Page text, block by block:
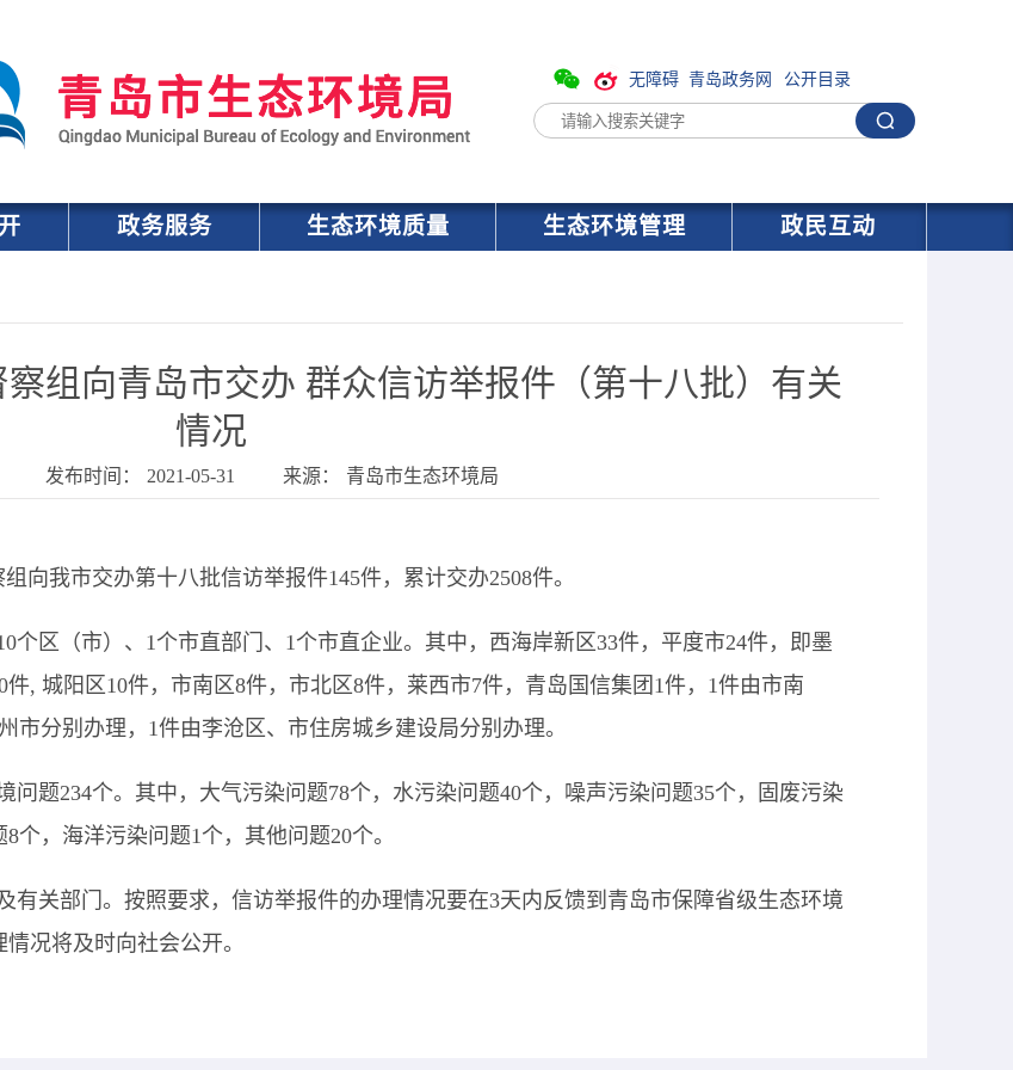
无障碍 青岛政务网 公开目录
政务服务 生态环境质量 生态环境管理 政民互动
组向青岛市交办 群众信访举报件（第十八批）有关
情况
发布时间： 2021-05-31 来源： 青岛市生态环境局
向我市交办第十八批信访举报件145件，累计交办2508件。
个区（市）、1个市直部门、1个市直企业。其中，西海岸新区33件，平度市24件，即墨
, 城阳区10件，市南区8件，市北区8件，莱西市7件，青岛国信集团1件，1件由市南
市分别办理，1件由李沧区、市住房城乡建设局分别办理。
问题234个。 其中，大气污染问题78个，水污染问题40个，噪声污染问题35个，固废污染
个，海洋污染问题1个， 其他问题20个。
有关部门。按照要求，信访举报件的办理情况要在3天内反馈到青岛市保障省级生态环境
况将及时向社会公开。